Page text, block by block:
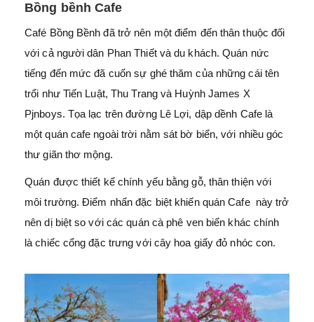
Bồng bềnh Cafe
Café Bồng Bềnh đã trở nên một điểm đến thân thuộc đối
với cả người dân Phan Thiết và du khách. Quán nức
tiếng đến mức đã cuốn sự ghé thăm của những cái tên
trổi như Tiến Luật, Thu Trang và Huỳnh James X
Pjnboys. Tọa lạc trên đường Lê Lợi, dập dềnh Cafe là
một quán cafe ngoài trời nằm sát bờ biển, với nhiều góc
thư giãn thơ mộng.
Quán được thiết kế chính yếu bằng gỗ, thân thiện với
môi trường. Điểm nhấn đặc biệt khiến quán Cafe này trở
nên dị biệt so với các quán cà phê ven biển khác chính
là chiếc cổng đặc trưng với cây hoa giấy đỏ nhóc con.